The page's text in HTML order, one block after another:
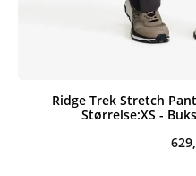
Ridge Trek Stretch
Størrelse:XS -